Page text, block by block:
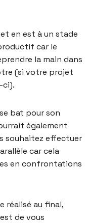
en est à un stade
car le
la main dans
(si votre projet
ci).
bat pour son
également
souhaitez effectuer
car cela
en confrontations
réalisé au final,
de vous